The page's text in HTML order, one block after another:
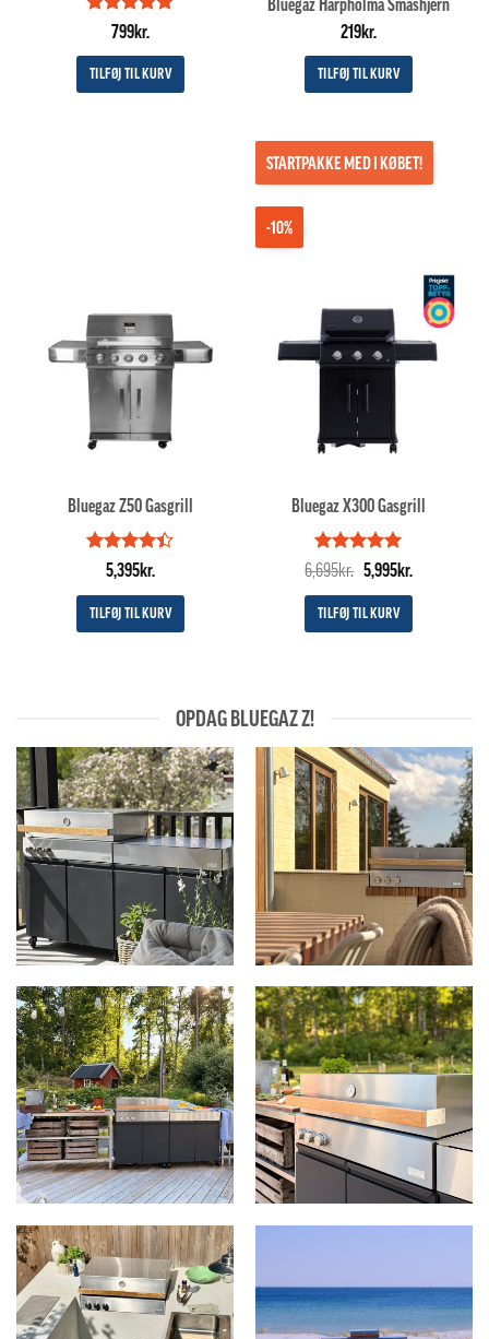
Vurderet
799kr.
TILFØJ TIL KURV
219kr.
TILFØJ TIL KURV
Bluegaz Z50 Gasgrill
Vurderet
ud af
5
5,395kr.
TILFØJ TIL KURV
-10%
STARTPAKKE MED I KØBET!
Bluegaz X300 Gasgrill
Vurderet5
ud af 5
6,695kr. Den
pris
var:
5,995kr.
TILFØJ TIL KURV
OPDAG BLUEGAZ Z!